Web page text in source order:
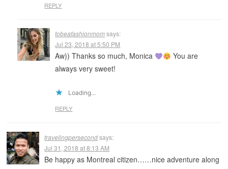
REPLY
tobeafashionmom says:
Jul 23, 2018 at 5:50 PM
Aw)) Thanks so much, Monica
You are
always very sweet!
Loading...
REPLY
travelingpersecond says:
Jul 31, 2018 at 8:13 AM
Be happy as Montreal citizen……nice adventure along